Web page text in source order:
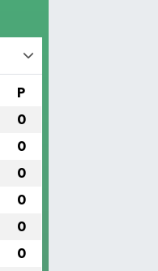
P
0
0
0
0
0
0